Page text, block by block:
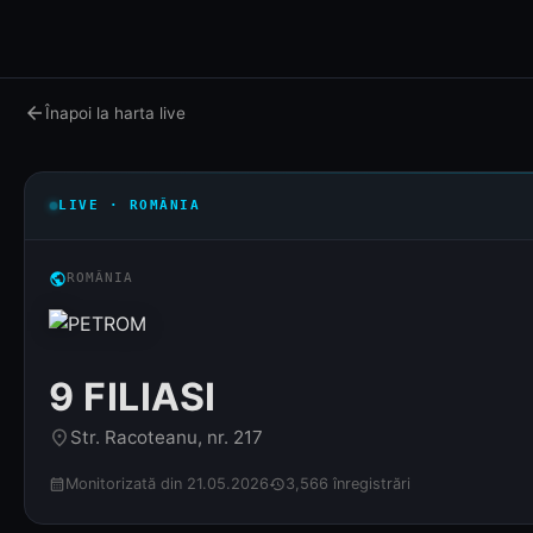
arrow_backÎnapoi la harta live
LIVE · ROMÂNIA
publicROMÂNIA
9 FILIASI
place Str. Racoteanu, nr. 217
calendar_month Monitorizată din 21.05.2026history3,566 înregistrări